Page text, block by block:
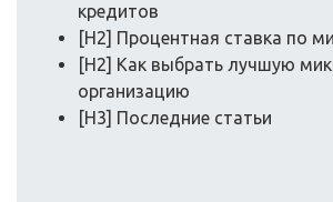
кредитов
[H2] Процентная ставка по
[H2] Как выбрать лучшую
организацию
[H3] Последние статьи